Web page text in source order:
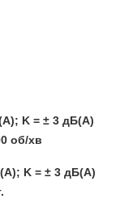
K = ± 3 дБ(А)
об/хв
K = ± 3 дБ(А)